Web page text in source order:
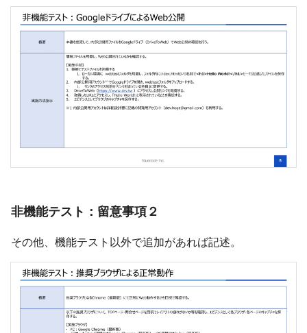
非機能テスト：留意事項２
その他、機能テスト以外で追加があれば記述。